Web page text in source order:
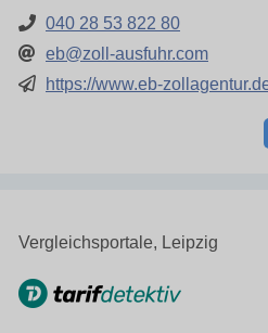
040 28 53 822 80
eb@zoll-ausfuhr.com
https://www.eb-
Vergleichsportale, Leipzig